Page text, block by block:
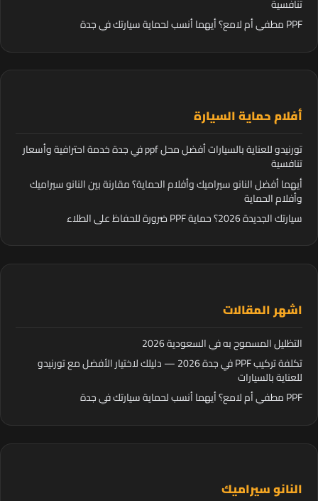
تنافسية
PPF مطفي أم لامع؟ أيهما أنسب لحماية سيارتك في جدة
أفلام حماية السيارة
تورنيدو للعناية بالسيارات أفضل محل ppf في جدة خدمة احترافية وأسعار
تنافسية
أيهما أفضل النانو سيراميك وأفلام الحماية؟ مقارنة بين النانو سيراميك
وأفلام الحماية
سيارتك الجديدة 2026؟ حماية PPF ضرورة للحفاظ على الطلاء
اشهر المقالات
التظليل المسموح به في السعودية 2026
تكلفة تركيب PPF في جدة 2026 — دليلك لاختيار الأفضل مع تورنيدو
للعناية بالسيارات
PPF مطفي أم لامع؟ أيهما أنسب لحماية سيارتك في جدة
النانو سيراميك